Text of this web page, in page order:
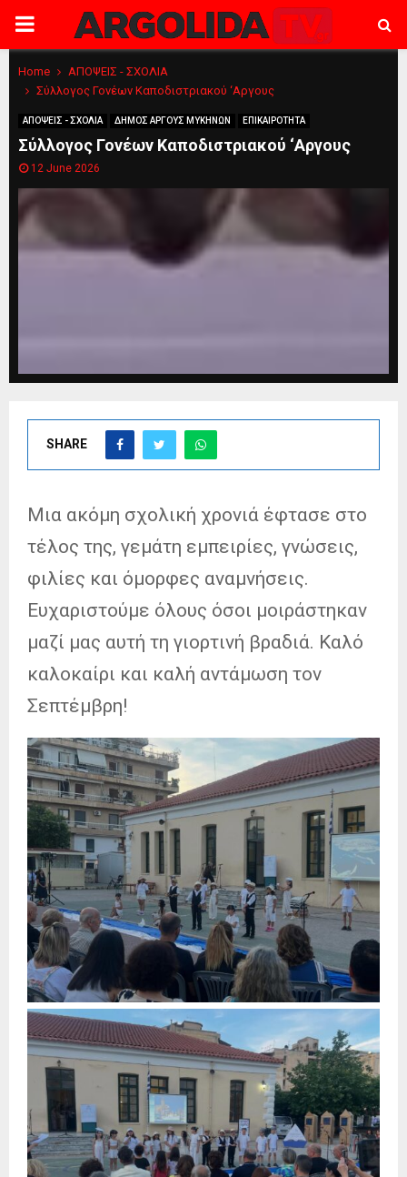
PRIMARY
MENU
Home
ΑΠΟΨΕΙΣ - ΣΧΟΛΙΑ
Σύλλογος Γονέων Καποδιστριακού ‘Αργους
ΑΠΟΨΕΙΣ - ΣΧΟΛΙΑ ΔΗΜΟΣ ΑΡΓΟΥΣ ΜΥΚΗΝΩΝ ΕΠΙΚΑΙΡΟΤΗΤΑ
Σύλλογος Γονέων Καποδιστριακού ‘Αργους
12 June 2026
SHARE
Μια ακόμη σχολική χρονιά έφτασε στο
τέλος της, γεμάτη εμπειρίες, γνώσεις,
φιλίες και όμορφες αναμνήσεις.
Ευχαριστούμε όλους όσοι μοιράστηκαν
μαζί μας αυτή τη γιορτινή βραδιά. Καλό
καλοκαίρι και καλή αντάμωση τον
Σεπτέμβρη!